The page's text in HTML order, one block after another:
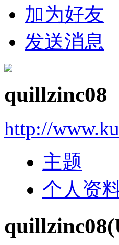
加为好友
发送消息
quillzinc08
http://
主题
个人资
quillzinc08